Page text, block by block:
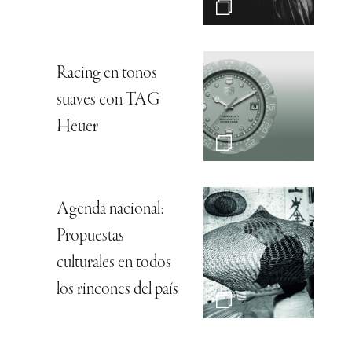
Racing en tonos
suaves con TAG
Heuer
Agenda nacional:
Propuestas
culturales en todos
los rincones del país